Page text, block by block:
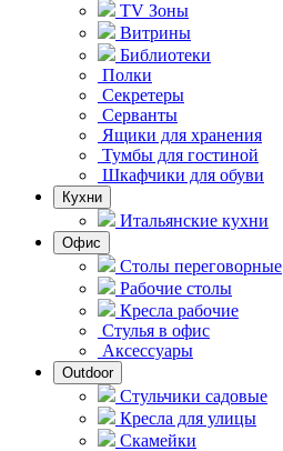
TV Зоны
Витрины
Библиотеки
Полки
Секретеры
Серванты
Ящики для хранения
Тумбы для гостиной
Шкафчики для обуви
Кухни
Итальянские кухни
Офис
Столы переговорные
Рабочие столы
Кресла рабочие
Стулья в офис
Аксессуары
Outdoor
Стульчики садовые
Кресла для улицы
Скамейки